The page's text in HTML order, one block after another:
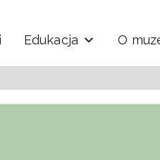
Edukacja O